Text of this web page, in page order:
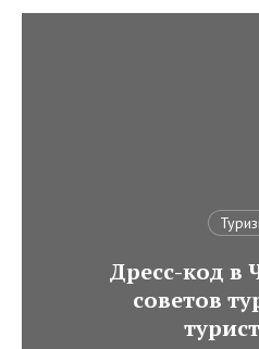
Дресс-код в
советов